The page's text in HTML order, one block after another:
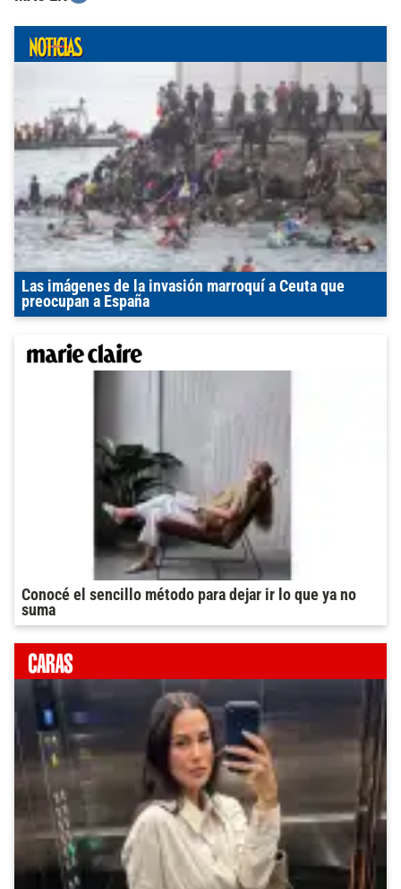
Las imágenes de la invasión marroquí a Ceuta que
preocupan a España
Conocé el sencillo método para dejar ir lo que ya no
suma